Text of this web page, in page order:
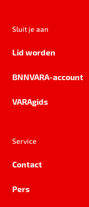
Sluit je aan
Lid worden
BNNVARA-account
VARAgids
Service
Contact
Pers